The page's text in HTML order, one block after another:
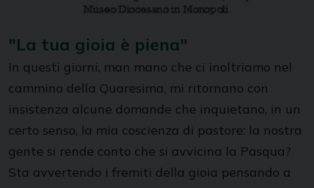
"La tua gioia è piena"
In questi giorni, man mano che ci inoltriamo nel
cammino della Quaresima, mi ritornano con
insistenza alcune domande che inquietano, in un
certo senso, la mia coscienza di pastore: la nostra
gente si rende conto che si avvicina la Pasqua?
Sta avvertendo i fremiti della gioia pensando a